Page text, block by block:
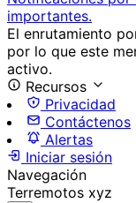
importantes.
El enrutamiento
por lo que este
activo.
Recursos
Privacidad
Contáctenos
Alertas
Iniciar sesión
Navegación
Terremotos xyz